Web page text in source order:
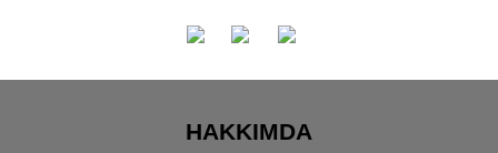
HAKKIMDA